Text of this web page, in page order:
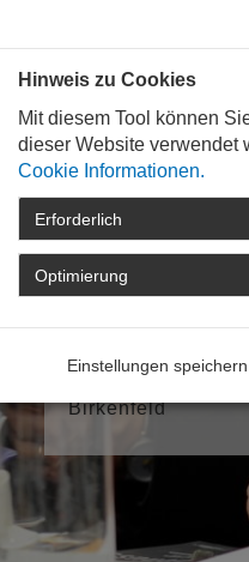
Meine
4: Rhein-Nahe -
Hunsrück / Bad
Birkenfeld
Hinweis zu Cookies
Mit diesem Tool können
dieser Website verwendet
Cookie Informationen.
Erforderlich
Optimierung
Einstellungen speichern